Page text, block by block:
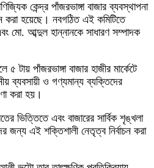
কেন্দ্র পাঁজরভাঙ্গা বাজার ব্যবস্থাপনা
করা হয়েছে। নবগঠিত এই কমিটিতে
মো. আব্দুল হান্নানকে সাধারণ সম্পাদক
টায় পাঁজরভাঙ্গা বাজার হাজীর মার্কেটে
ব্যবসায়ী ও গণ্যমান্য ব্যক্তিদের
করা হয়।
ভিত্তিতে এবং বাজারের সার্বিক শৃঙ্খলা
জন্য এই শক্তিশালী নেতৃত্ব নির্বাচন করা